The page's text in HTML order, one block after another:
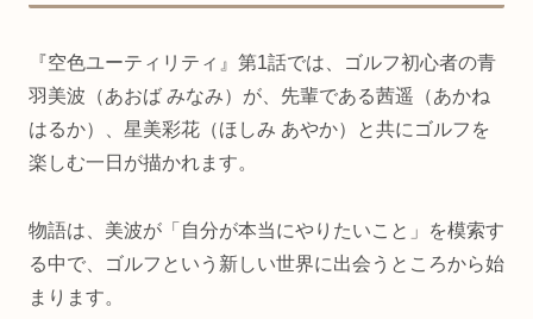
『空色ユーティリティ』第1話では、ゴルフ初心者の青
羽美波（あおば みなみ）が、先輩である茜遥（あかね
はるか）、星美彩花（ほしみ あやか）と共にゴルフを
楽しむ一日が描かれます。
物語は、美波が「自分が本当にやりたいこと」を模索す
る中で、ゴルフという新しい世界に出会うところから始
まります。